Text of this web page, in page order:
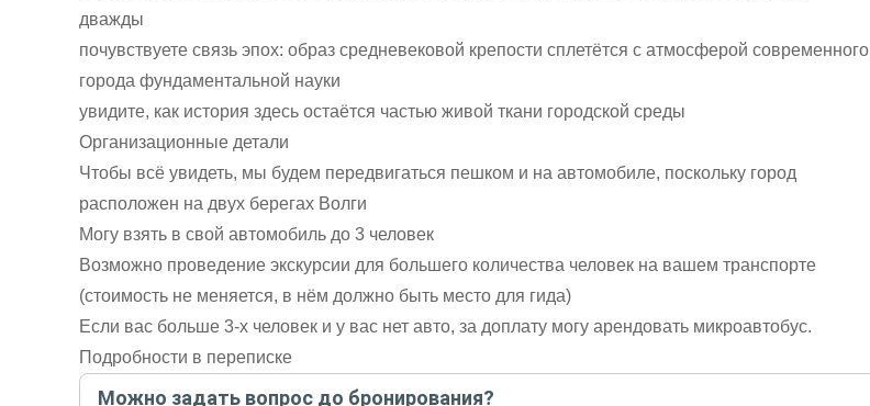
дважды
почувствуете связь эпох: образ средневековой крепости сплетётся с атмосферой современного
города фундаментальной науки
увидите, как история здесь остаётся частью живой ткани городской среды
Организационные детали
Чтобы всё увидеть, мы будем передвигаться пешком и на автомобиле, поскольку город
расположен на двух берегах Волги
Могу взять в свой автомобиль до 3 человек
Возможно проведение экскурсии для большего количества человек на вашем транспорте
(стоимость не меняется, в нём должно быть место для гида)
Если вас больше 3-х человек и у вас нет авто, за доплату могу арендовать микроавтобус.
Подробности в переписке
Можно задать вопрос до бронирования?